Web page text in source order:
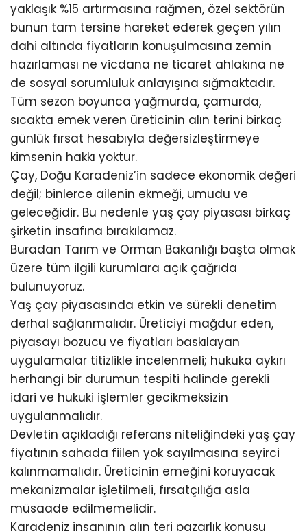
yaklaşık %15 artırmasına rağmen, özel sektörün
bunun tam tersine hareket ederek geçen yılın
dahi altında fiyatların konuşulmasına zemin
hazırlaması ne vicdana ne ticaret ahlakına ne
de sosyal sorumluluk anlayışına sığmaktadır.
Tüm sezon boyunca yağmurda, çamurda,
sıcakta emek veren üreticinin alın terini birkaç
günlük fırsat hesabıyla değersizleştirmeye
kimsenin hakkı yoktur.
Çay, Doğu Karadeniz’in sadece ekonomik değeri
değil; binlerce ailenin ekmeği, umudu ve
geleceğidir. Bu nedenle yaş çay piyasası birkaç
şirketin insafına bırakılamaz.
Buradan Tarım ve Orman Bakanlığı başta olmak
üzere tüm ilgili kurumlara açık çağrıda
bulunuyoruz.
Yaş çay piyasasında etkin ve sürekli denetim
derhal sağlanmalıdır. Üreticiyi mağdur eden,
piyasayı bozucu ve fiyatları baskılayan
uygulamalar titizlikle incelenmeli; hukuka aykırı
herhangi bir durumun tespiti halinde gerekli
idari ve hukuki işlemler gecikmeksizin
uygulanmalıdır.
Devletin açıkladığı referans niteliğindeki yaş çay
fiyatının sahada fiilen yok sayılmasına seyirci
kalınmamalıdır. Üreticinin emeğini koruyacak
mekanizmalar işletilmeli, fırsatçılığa asla
müsaade edilmemelidir.
Karadeniz insanının alın teri pazarlık konusu